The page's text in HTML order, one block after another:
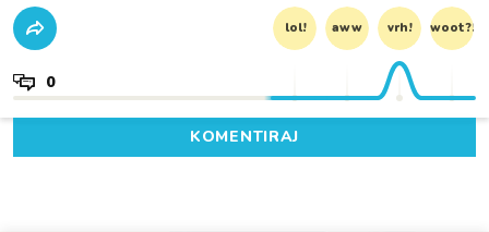
lol! aww vrh! woot?!
0
KOMENTIRAJ